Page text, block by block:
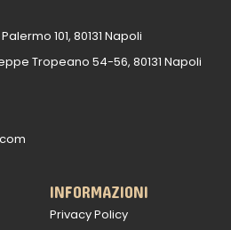
101, 80131 Napoli
Tropeano 54-56, 80131 Napoli
INFORMAZIONI
Privacy Policy